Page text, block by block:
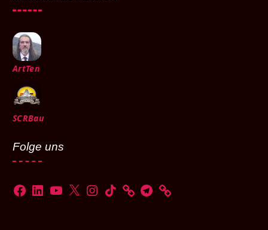
ArtTen
SCRBau
Folge uns